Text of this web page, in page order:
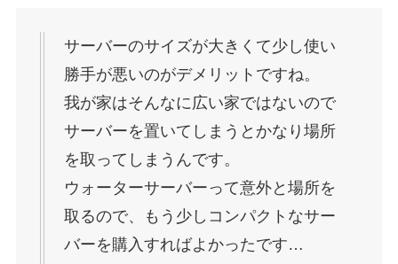
サーバーのサイズが大きくて少し使い
勝手が悪いのがデメリットですね。
我が家はそんなに広い家ではないので
サーバーを置いてしまうとかなり場所
を取ってしまうんです。
ウォーターサーバーって意外と場所を
取るので、もう少しコンパクトなサー
バーを購入すればよかったです…